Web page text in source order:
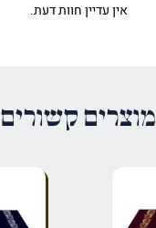
אין עדיין חוות דעת.
מוצרים קשורים